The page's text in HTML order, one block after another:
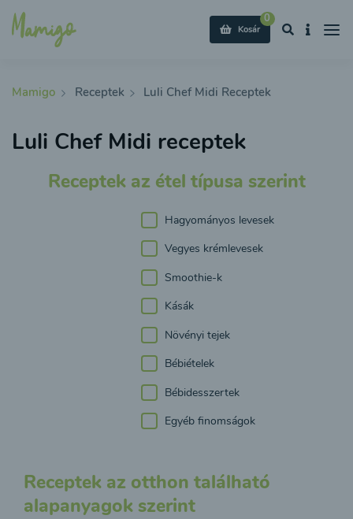
0
Kosár
Mamigo Receptek Luli Chef Midi Receptek
Luli Chef Midi receptek
Receptek az étel típusa szerint
Hagyományos levesek
Vegyes krémlevesek
Smoothie-k
Kásák
Növényi tejek
Bébiételek
Bébidesszertek
Egyéb finomságok
Receptek az otthon található
alapanyagok szerint